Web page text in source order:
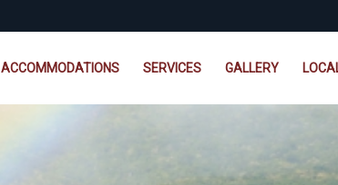
ACCOMMODATIONS SERVICES GALLERY